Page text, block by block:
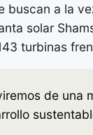
buscan a la
solar
turbinas
de